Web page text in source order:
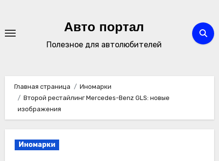
содержимому
Авто портал
Полезное для автолюбителей
Главная страница
Иномарки
Второй рестайлинг Mercedes-Benz GLS: новые
изображения
Иномарки